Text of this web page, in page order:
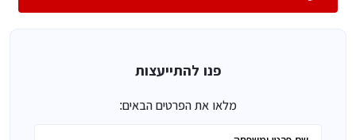
פנו להתייעצות
מלאו את הפרטים הבאים: